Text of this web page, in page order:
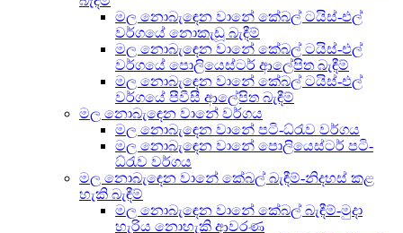
මල නොබැඳෙන වානේ කේබල් ටයිස්-එල්
වර්ගයේ නොකැඩූ බැඳීම්
මල නොබැඳෙන වානේ කේබල් ටයිස්-එල්
වර්ගයේ පොලියෙස්ටර් ආලේපිත බැඳීම්
මල නොබැඳෙන වානේ කේබල් ටයිස්-එල්
වර්ගයේ පීවීසී ආලේපිත බැඳීම්
මල නොබැඳෙන වානේ වර්ගය
මල නොබැඳෙන වානේ පටි-ධ්රැව වර්ගය
මල නොබැඳෙන වානේ පොලියෙස්ටර් පටි-
ධ්රැව වර්ගය
මල නොබැඳෙන වානේ කේබල් බැඳීම්-නිදහස් කළ
හැකි බැඳීම්
මල නොබැඳෙන වානේ කේබල් බැඳීම්-මුදා
හැරිය නොහැකි ආවරණ